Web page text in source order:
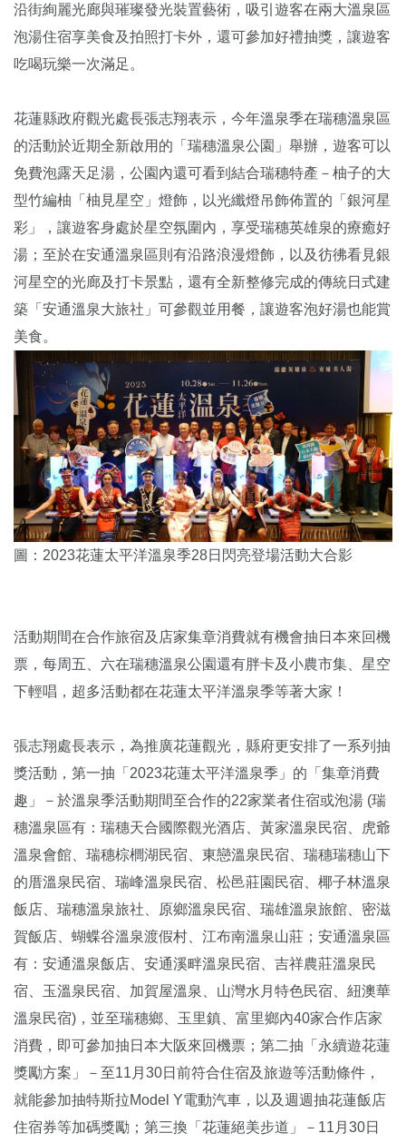
沿街絢麗光廊與璀璨發光裝置藝術，吸引遊客在兩大溫泉區
泡湯住宿享美食及拍照打卡外，還可參加好禮抽獎，讓遊客
吃喝玩樂一次滿足。
花蓮縣政府觀光處長張志翔表示，今年溫泉季在瑞穗溫泉區
的活動於近期全新啟用的「瑞穗溫泉公園」舉辦，遊客可以
免費泡露天足湯，公園內還可看到結合瑞穗特產－柚子的大
型竹編柚「柚見星空」燈飾，以光纖燈吊飾佈置的「銀河星
彩」，讓遊客身處於星空氛圍內，享受瑞穗英雄泉的療癒好
湯；至於在安通溫泉區則有沿路浪漫燈飾，以及彷彿看見銀
河星空的光廊及打卡景點，還有全新整修完成的傳統日式建
築「安通溫泉大旅社」可參觀並用餐，讓遊客泡好湯也能賞
美食。
圖：2023花蓮太平洋溫泉季28日閃亮登場活動大合影
活動期間在合作旅宿及店家集章消費就有機會抽日本來回機
票，每周五、六在瑞穗溫泉公園還有胖卡及小農市集、星空
下輕唱，超多活動都在花蓮太平洋溫泉季等著大家！
張志翔處長表示，為推廣花蓮觀光，縣府更安排了一系列抽
獎活動，第一抽「2023花蓮太平洋溫泉季」的「集章消費
趣」－於溫泉季活動期間至合作的22家業者住宿或泡湯 (瑞
穗溫泉區有：瑞穗天合國際觀光酒店、黃家溫泉民宿、虎爺
溫泉會館、瑞穗棕櫚湖民宿、東戀溫泉民宿、瑞穗瑞穗山下
的厝溫泉民宿、瑞峰溫泉民宿、松邑莊園民宿、椰子林溫泉
飯店、瑞穗溫泉旅社、原鄉溫泉民宿、瑞雄溫泉旅館、密滋
賀飯店、蝴蝶谷溫泉渡假村、江布南溫泉山莊；安通溫泉區
有：安通溫泉飯店、安通溪畔溫泉民宿、吉祥農莊溫泉民
宿、玉溫泉民宿、加賀屋溫泉、山灣水月特色民宿、紐澳華
溫泉民宿)，並至瑞穗鄉、玉里鎮、富里鄉內40家合作店家
消費，即可參加抽日本大阪來回機票；第二抽「永續遊花蓮
獎勵方案」－至11月30日前符合住宿及旅遊等活動條件，
就能參加抽特斯拉Model Y電動汽車，以及週週抽花蓮飯店
住宿券等加碼獎勵；第三換「花蓮絕美步道」－11月30日